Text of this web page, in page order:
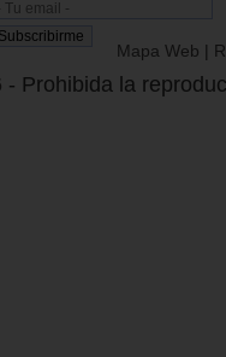
Mapa Web |
- Prohibida la